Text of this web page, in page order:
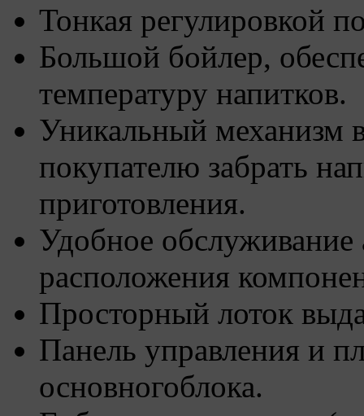
Тонкая регулировкой
Большой бойлер,
температуру напитков.
Уникальный механизм
покупателю забрать
приготовления.
Удобное обслуживание
расположения
Просторный лоток
Панель управления и
основногоблока.